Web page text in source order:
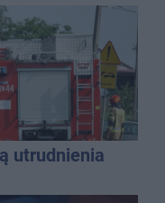
utrudnienia